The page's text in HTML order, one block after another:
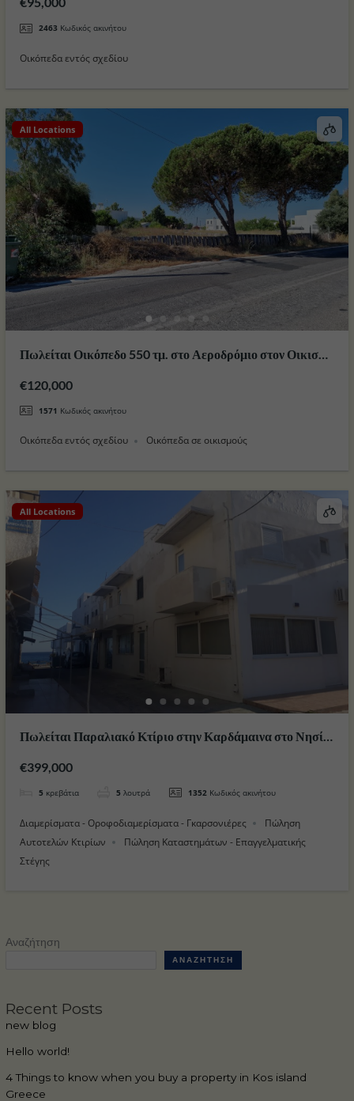
2463 Κωδικός ακινήτου
Οικόπεδα εντός σχεδίου
All Locations
Πωλείται Οικόπεδο 550 τμ. στο Αεροδρόμιο στον Οικισμό
€120,000
1571 Κωδικός ακινήτου
Οικόπεδα εντός σχεδίου Οικόπεδα σε οικισμούς
All Locations
Πωλείται Παραλιακό Κτίριο στην Καρδάμαινα στο Νησί
€399,000
5 κρεβάτια 5 λουτρά 1352 Κωδικός ακινήτου
Διαμερίσματα - Οροφοδιαμερίσματα - Γκαρσονιέρες
Πώληση
Αυτοτελών Κτιρίων
Πώληση Καταστημάτων - Επαγγελματικής
Στέγης
Αναζήτηση
ΑΝΑΖΉΤΗΣΗ
Recent Posts
new blog
Hello world!
4 Things to know when you buy a property in Kos island
Greece